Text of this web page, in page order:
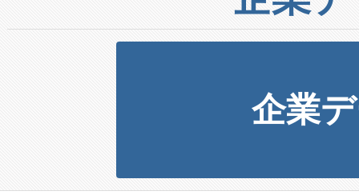
企業